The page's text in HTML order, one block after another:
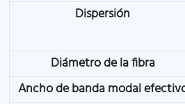
Dispersión
Diámetro de la fibra
Ancho de banda modal